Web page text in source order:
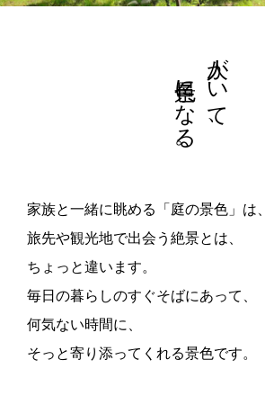
人がいて、
景色になる。
家族と一緒に眺める「庭の景色」は、
旅先や観光地で出会う絶景とは、
ちょっと違います。
毎日の暮らしのすぐそばにあって、
何気ない時間に、
そっと寄り添ってくれる景色です。